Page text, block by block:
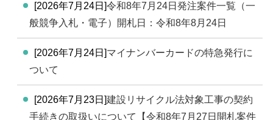
[2026年7月24日]令和8年7月24日発注案件一覧（一
般競争入札・電子）開札日：令和8年8月24日
[2026年7月24日]マイナンバーカードの特急発行に
ついて
[2026年7月23日]建設リサイクル法対象工事の契約
手続きの取扱いについて【令和8年7月27日開札案件